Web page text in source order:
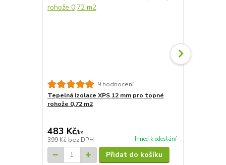
9 hodnocení
Tepelná izolace XPS 12 mm pro topné
rohože 0,72 m2
483 Kč/ks
399 Kč bez DPH Ihned k odeslání
Přidat do košíku